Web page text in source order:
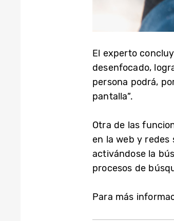
El experto
desenfocado,
persona podrá,
pantalla”.
Otra de las
en la web y
activándose la
procesos de
Para más